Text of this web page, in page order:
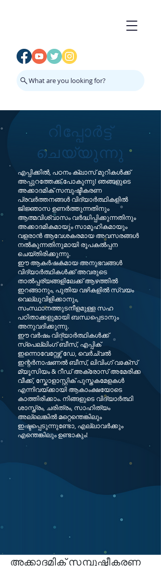
What are you looking for?
റിപ്പോർട്ട്
ചെയ്യുന്നു
എപ്പിക്കിൽ, പഠനം ക്ലാസ് മുറികൾക്ക്
അപ്പുറത്തേക്ക് പോകുന്നു! ഞങ്ങളുടെ
അക്കാദമിക് സമ്പുഷ്ടീകരണ
പ്രവർത്തനങ്ങൾ വിദ്യാർത്ഥികളിൽ
ജിജ്ഞാസ ഉണർത്തുന്നതിനും
ആത്മവിശ്വാസം വർദ്ധിപ്പിക്കുന്നതിനും
അക്കാദമികമായും സാമൂഹികമായും
വളരാൻ ആവേശകരമായ അവസരങ്ങൾ
നൽകുന്നതിനുമായി രൂപകൽപ്പന
ചെയ്‌തിരിക്കുന്നു.
ഈ ആകർഷകമായ അനുഭവങ്ങൾ
വിദ്യാർത്ഥികൾക്ക് അവരുടെ
താൽപ്പര്യങ്ങളിലേക്ക് ആഴത്തിൽ
ഇറങ്ങാനും, പുതിയ വഴികളിൽ സ്വയം
വെല്ലുവിളിക്കാനും,
സംസ്ഥാനത്തുടനീളമുള്ള സഹ
പഠിതാക്കളുമായി ബന്ധപ്പെടാനും
അനുവദിക്കുന്നു.
ഈ വർഷം വിദ്യാർത്ഥികൾക്ക്
സ്പെല്ലിംഗ് ബീസ്, എപ്പിക്
ഇന്നൊവേറ്റേഴ്സ് ഡേ, വെർച്വൽ
ഇന്റർനാഷണൽ ബീസ്, ലിവിംഗ് വാക്സ്
മ്യൂസിയം & റീഡ് അക്രോസ് അമേരിക്ക
വീക്ക്, സ്കോളാസ്റ്റിക് പുസ്തകമേളകൾ
എന്നിവയ്ക്കായി ആകാംക്ഷയോടെ
കാത്തിരിക്കാം. നിങ്ങളുടെ വിദ്യാർത്ഥി
ശാസ്ത്രം, ചരിത്രം, സാഹിത്യം
അല്ലെങ്കിൽ മറ്റെന്തെങ്കിലും
ഇഷ്ടപ്പെടുന്നുണ്ടോ, എല്ലാവർക്കും
എന്തെങ്കിലും ഉണ്ടാകും!
അക്കാദമിക് സമ്പുഷ്ടീകരണ